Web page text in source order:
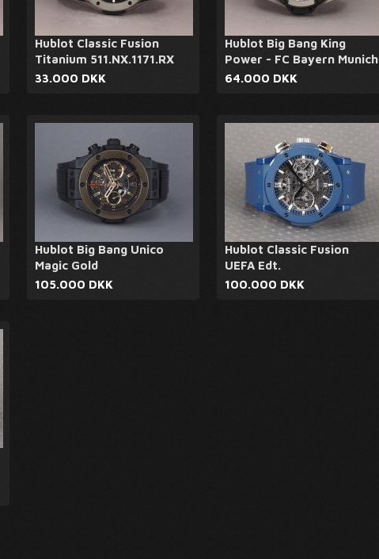
Hublot Classic Fusion
Titanium 511.NX.1171.RX
33.000 DKK
Hublot Big Bang King
Power - FC Bayern Munich
64.000 DKK
Hublot Big Bang Unico
Magic Gold
105.000 DKK
Hublot Classic Fusion
UEFA Edt.
100.000 DKK